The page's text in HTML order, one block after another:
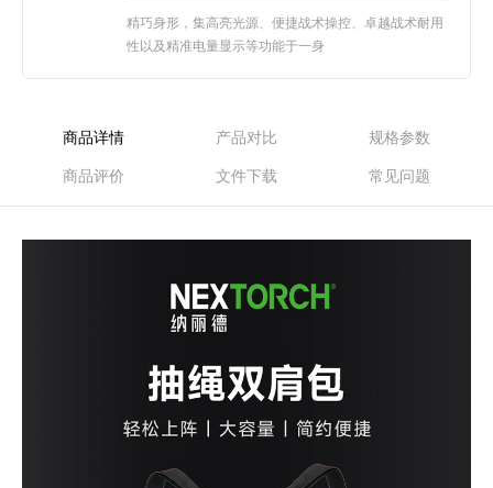
精巧身形，集高亮光源、便捷战术操控、卓越战术耐用
性以及精准电量显示等功能于一身
商品详情 产品对比
规格参数
商品评价
文件下载 常见问题